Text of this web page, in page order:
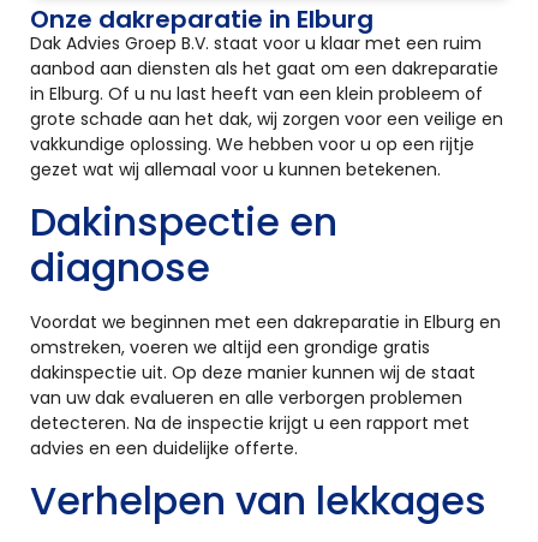
Onze dakreparatie in Elburg
Dak Advies Groep B.V. staat voor u klaar met een ruim
aanbod aan diensten als het gaat om een dakreparatie
in Elburg. Of u nu last heeft van een klein probleem of
grote schade aan het dak, wij zorgen voor een veilige en
vakkundige oplossing. We hebben voor u op een rijtje
gezet wat wij allemaal voor u kunnen betekenen.
Dakinspectie en
diagnose
Voordat we beginnen met een dakreparatie in Elburg en
omstreken, voeren we altijd een grondige gratis
dakinspectie uit. Op deze manier kunnen wij de staat
van uw dak evalueren en alle verborgen problemen
detecteren. Na de inspectie krijgt u een rapport met
advies en een duidelijke offerte.
Verhelpen van lekkages